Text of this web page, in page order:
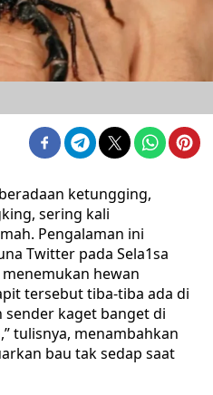
ketungging,
sering kali
Pengalaman ini
Twitter pada Sela1sa
hewan
tersebut tiba-tiba ada di
sender kaget banget di
tulisnya, menambahkan
bau tak sedap saat